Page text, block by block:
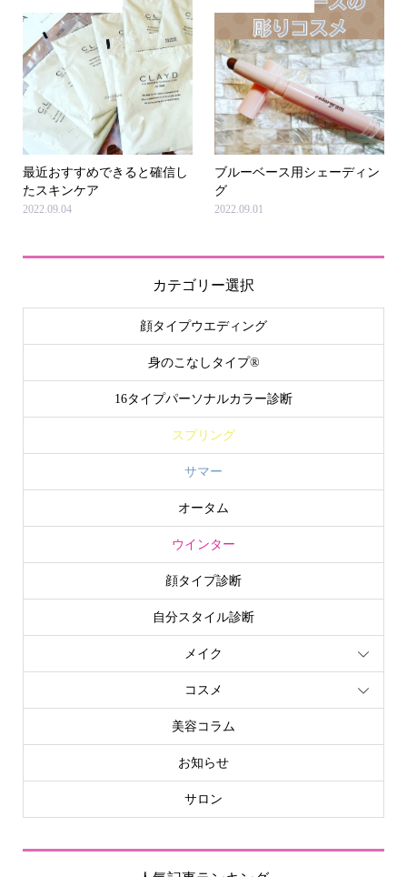
最近おすすめできると確信し
たスキンケア
2022.09.04
ブルーベース用シェーディン
グ
2022.09.01
カテゴリー選択
顔タイプウエディング
身のこなしタイプ®
16タイプパーソナルカラー診断
スプリング
サマー
オータム
ウインター
顔タイプ診断
自分スタイル診断
メイク
コスメ
美容コラム
お知らせ
サロン